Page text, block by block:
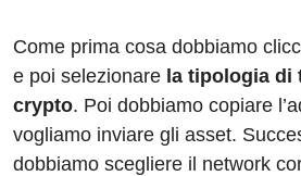
Come prima cosa dobbiamo
e poi selezionare la tipologia di
crypto. Poi dobbiamo copiare
vogliamo inviare gli asset.
dobbiamo scegliere il network